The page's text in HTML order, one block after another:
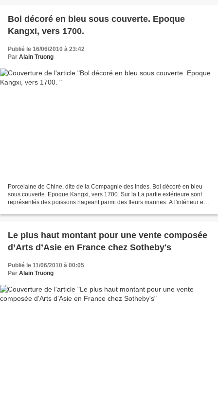
Bol décoré en bleu sous couverte. Epoque
Kangxi, vers 1700.
Publié le 16/06/2010 à 23:42
Par Alain Truong
Porcelaine de Chine, dite de la Compagnie des Indes. Bol décoré en bleu
sous couverte. Epoque Kangxi, vers 1700. Sur la La partie extérieure sont
représentés des poissons nageant parmi des fleurs marines. A l'intérieur et
Le plus haut montant pour une vente composée
d’Arts d’Asie en France chez Sotheby's
Publié le 11/06/2010 à 00:05
Par Alain Truong